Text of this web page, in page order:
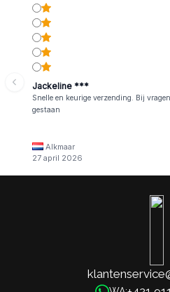
Jackeline ***
Snelle en keurige verzending. Bij
gestaan
Alkmaar
27 april 2026